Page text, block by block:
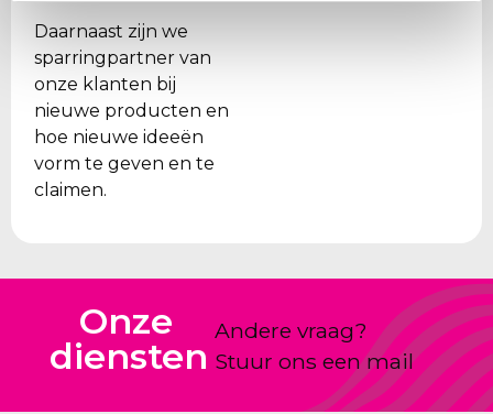
Daarnaast zijn we
sparringpartner van
onze klanten bij
nieuwe producten en
hoe nieuwe ideeën
vorm te geven en te
claimen.
Onze
diensten
Andere vraag?
Stuur ons een mail